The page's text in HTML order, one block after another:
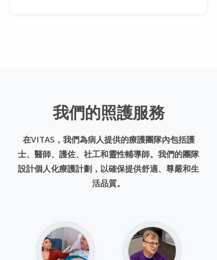
我們的照護服務
在VITAS，我們為病人提供的療護團隊內包括護
士、醫師、護佐、社工和靈性輔導師。我們的團隊
設計個人化療護計劃，以確保提供舒適、尊嚴和生
活品質。